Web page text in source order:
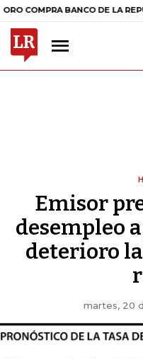
BANCO DE LA REPÚBLICA
Emisor
desempleo
deterioro
martes, 20